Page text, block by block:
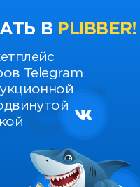
В PLIBBER!
Telegram